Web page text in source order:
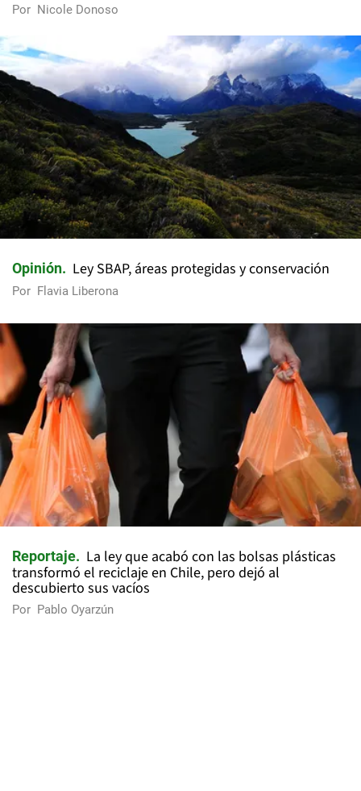
Por Nicole Donoso
Opinión Ley SBAP, áreas protegidas y conservación
Por Flavia Liberona
Reportaje
La ley que acabó con las bolsas plásticas
transformó el reciclaje en Chile, pero dejó al
descubierto sus vacíos
Por Pablo Oyarzún